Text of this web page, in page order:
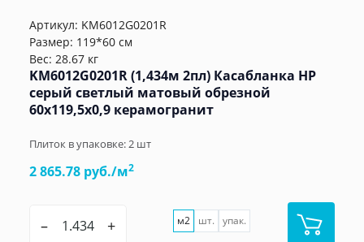
Артикул: KM6012G0201R
Размер: 119*60 см
Вес: 28.67 кг
KM6012G0201R (1,434м 2пл) Касабланка HP
серый светлый матовый обрезной
60x119,5x0,9 керамогранит
Плиток в упаковке:2 шт
2 865.78 руб./м2
– + м2 шт. упак.